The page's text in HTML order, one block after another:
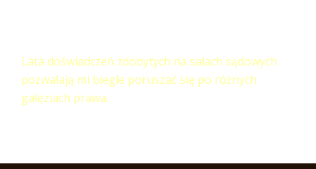
Lata doświadczeń zdobytych na salach sądowych
pozwalają mi biegle poruszać się po różnych
gałęziach prawa.